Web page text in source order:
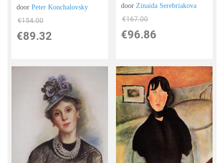
doorPeter Konchalovsky
€154.00
€89.32
doorZinaida Serebriakova
€167.00
€96.86